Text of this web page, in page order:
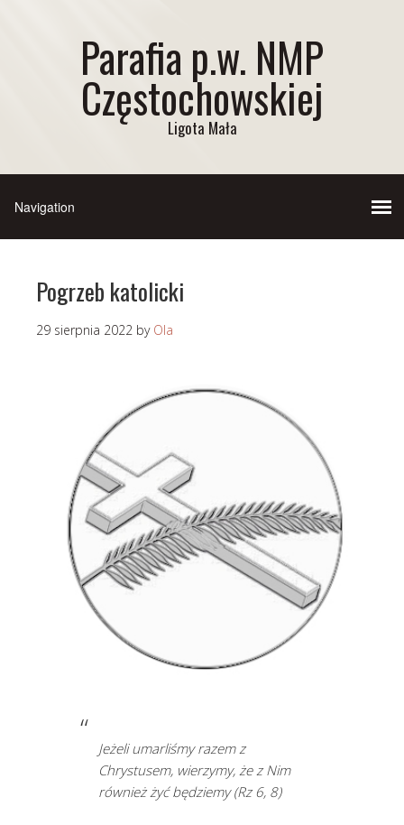
Parafia p.w. NMP
Częstochowskiej
Ligota Mała
Pogrzeb katolicki
29 sierpnia 2022 by Ola
Jeżeli umarliśmy razem z
Chrystusem, wierzymy, że z Nim
również żyć będziemy (Rz 6, 8)